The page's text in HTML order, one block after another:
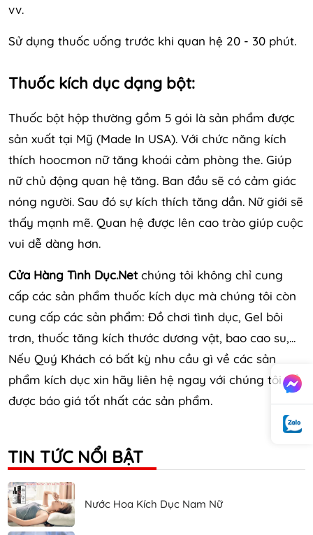
vv.
Sử dụng thuốc uống trước khi quan hệ 20 - 30 phút.
Thuốc kích dục dạng bột:
Thuốc bột hộp thường gồm 5 gói là sản phẩm được
sản xuất tại Mỹ (Made In USA). Với chức năng kích
thích hoocmon nữ tăng khoái cảm phòng the. Giúp
nữ chủ động quan hệ tăng. Ban đầu sẽ có cảm giác
nóng người. Sau đó sự kích thích tăng dần. Nữ giới sẽ
thấy mạnh mẽ. Quan hệ được lên cao trào giúp cuộc
vui dễ dàng hơn.
Cửa Hàng Tình Dục.Netchúng tôi không chỉ cung
cấp các sản phẩm thuốc kích dục mà chúng tôi còn
cung cấp các sản phẩm: Đồ chơi tình dục, Gel bôi
trơn, thuốc tăng kích thước dương vật, bao cao su,...
Nếu Quý Khách có bất kỳ nhu cầu gì về các sản
phẩm kích dục xin hãy liên hệ ngay với chúng tôi để
được báo giá tốt nhất các sản phẩm.
TIN TỨC NỔI BẬT
Nước Hoa Kích Dục Nam Nữ